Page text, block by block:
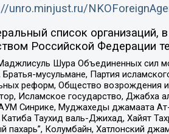
unro.minjust.ru/
список организаций,
Российской Федерации
Шура Объединенных сил
Братья-мусульмане, Партия
реформ, Общество возрождения
Исламское государство, Джабха
АУМ Синрике, Муджахеды джамаата
Таухид валь-Джихад, Хайят
пахарь”, Колумбайн, Хатлонский